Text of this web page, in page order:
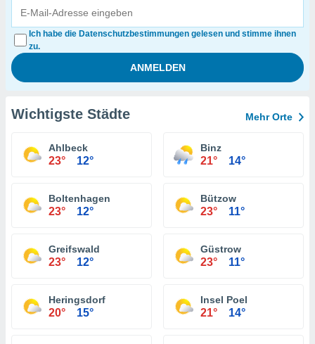
Ich habe die Datenschutzbestimmungen gelesen und stimme ihnen
zu.
Wichtigste Städte Mehr Orte
Ahlbeck
23° 12°
Binz
21° 14°
Boltenhagen
23° 12°
Bützow
23° 11°
Greifswald
23° 12°
Güstrow
23° 11°
Heringsdorf
20° 15°
Insel Poel
21° 14°